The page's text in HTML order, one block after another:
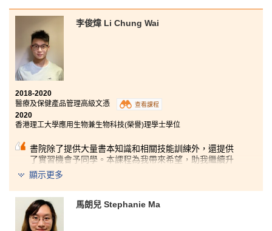
燈
片
李俊煒 Li Chung Wai
2018-2020
醫療及保健產品管理高級文憑
查看課程
2020
香港理工大學應用生物兼生物科技(榮譽)理學士學位
書院除了提供大量書本知識和相關技能訓練外，還提供
了實習機會予同學。本課程為我帶來希望，助我繼續升
學，令我可以實現夢想。
在我三年學習過程中，難免會遇上困難，但是，幸好有
老師助我一臂之力，教我如何克服難關。他們不只幫助
我學習，更會關注我的情緒問題，給我有效的建議。他
們十分友善，又願意幫助同學解決問題。我非常感激老
師的教導和幫助，使我向夢想再踏前一大步。
顯示更多
馬朗兒 Stephanie Ma